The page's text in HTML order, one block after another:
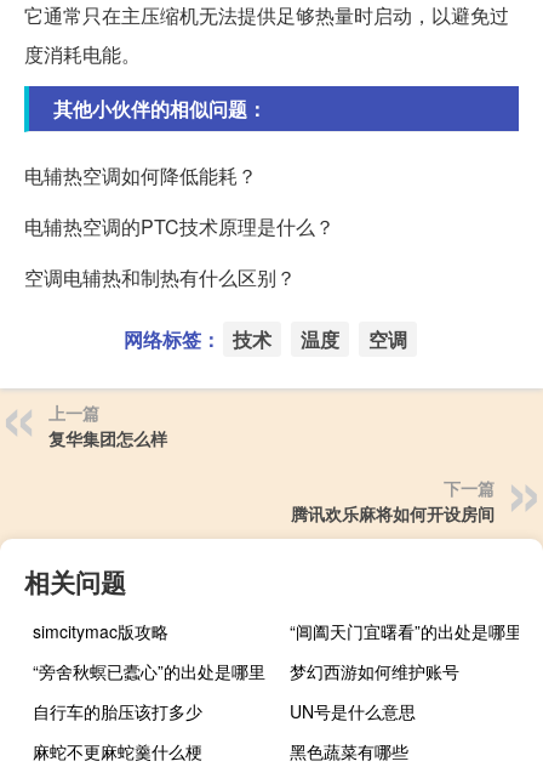
它通常只在主压缩机无法提供足够热量时启动，以避免过
度消耗电能。
其他小伙伴的相似问题：
电辅热空调如何降低能耗？
电辅热空调的PTC技术原理是什么？
空调电辅热和制热有什么区别？
网络标签： 技术 温度 空调
上一篇
复华集团怎么样
下一篇
腾讯欢乐麻将如何开设房间
相关问题
simcitymac版攻略
“阊阖天门宜曙看”的出处是哪里
“旁舍秋螟已蠹心”的出处是哪里
梦幻西游如何维护账号
自行车的胎压该打多少
UN号是什么意思
麻蛇不更麻蛇羹什么梗
黑色蔬菜有哪些